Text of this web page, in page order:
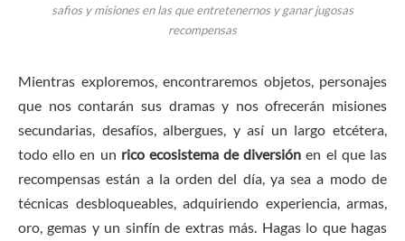
safios y misiones en las que entretenernos y ganar jugosas
recompensas
Mientras exploremos, encontraremos objetos, personajes
que nos contarán sus dramas y nos ofrecerán misiones
secundarias, desafíos, albergues, y así un largo etcétera,
todo ello en un rico ecosistema de diversión en el que las
recompensas están a la orden del día, ya sea a modo de
técnicas desbloqueables, adquiriendo experiencia, armas,
oro, gemas y un sinfín de extras más. Hagas lo que hagas